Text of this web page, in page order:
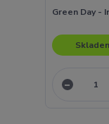
Green Day -